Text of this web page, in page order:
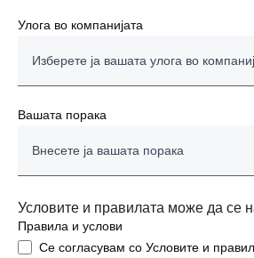
Улога во компанијата
Изберете ја вашата улога во
ДИРЕКТОР
Вашата порака
Условите и правилата може да се
Правила и услови
Се согласувам со Условите и